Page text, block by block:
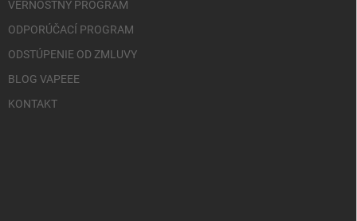
VERNOSTNÝ PROGRAM
ODPORÚČACÍ PROGRAM
ODSTÚPENIE OD ZMLUVY
BLOG VAPEEE
KONTAKT